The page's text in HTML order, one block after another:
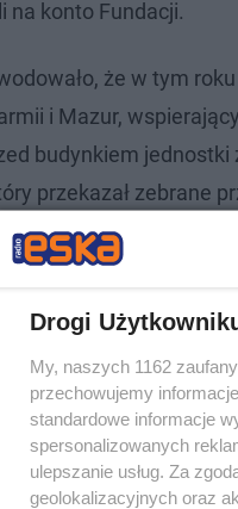
na konto Fundacji.
że w tym
i Mazur,
budynkiem
przekazał zebrane
Policjantach.
Drogi
My, naszych 1162
przechowujemy
standardowe informacje
spersonalizowanych
ulepszanie usług. Za
geolokalizacyjnych oraz